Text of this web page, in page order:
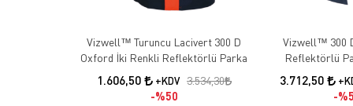
Vizwell™ Turuncu Lacivert 300 D
Oxford İki Renkli Reflektörlü Parka
1.606,50 +KDV 3.534,30
%50
Vizwell™ 300 D Oxford 5+1
Reflektörlü
Kullanım
3.712,50